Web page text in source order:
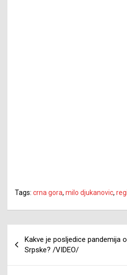
Tags: crna gora, milo djukanovic,
članaka
Kakve je posljedice pandemija
Srpske? /VIDEO/